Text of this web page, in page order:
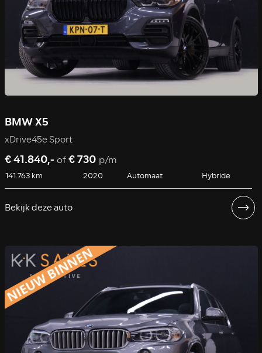
BMW X5
xDrive45e Sport
€ 41.840,- of€ 730 p/m
141.763 km 2020 Automaat Hybride
Bekijk deze auto